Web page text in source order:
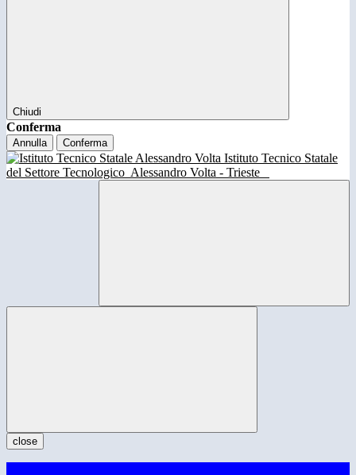
Chiudi
Conferma
Annulla Conferma
Istituto Tecnico Statale
del Settore Tecnologico Alessandro Volta - Trieste
close